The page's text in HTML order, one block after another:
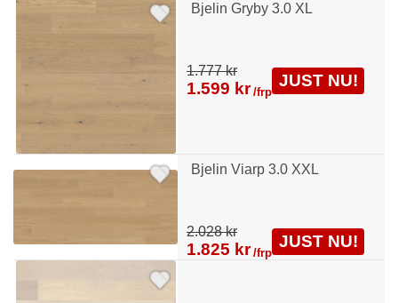
Bjelin Gryby 3.0 XL
Bjelin Viarp 3.0 XXL
1.777 kr
1.599 kr /frp
JUST NU!
2.028 kr
1.825 kr /frp
JUST NU!